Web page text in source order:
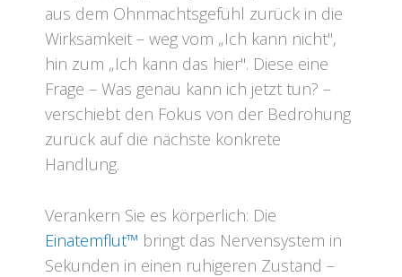
aus dem Ohnmachtsgefühl zurück in die
Wirksamkeit – weg vom „Ich kann nicht",
hin zum „Ich kann das hier". Diese eine
Frage – Was genau kann ich jetzt tun? –
verschiebt den Fokus von der Bedrohung
zurück auf die nächste konkrete
Handlung.
Verankern Sie es körperlich: Die
Einatemflut™ bringt das Nervensystem in
Sekunden in einen ruhigeren Zustand –